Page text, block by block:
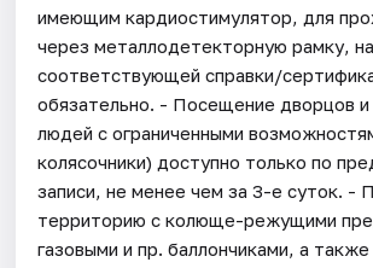
имеющим кардиостимулятор, для
через металлодетекторную рамку,
соответствующей справки/
обязательно. - Посещение дворцов и
людей с ограниченными
колясочники) доступно только по
записи, не менее чем за 3-е суток. -
территорию с колюще-режущими
газовыми и пр. баллончиками, а